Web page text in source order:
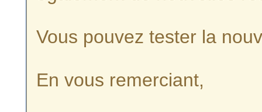
Vous pouvez tester la
En vous remerciant,